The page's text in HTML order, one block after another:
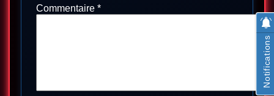
Commentaire *
Notifications